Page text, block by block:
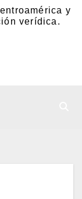
y
verídica.